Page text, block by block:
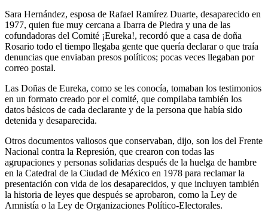
Sara Hernández, esposa de Rafael Ramírez Duarte, desaparecido en
1977, quien fue muy cercana a Ibarra de Piedra y una de las
cofundadoras del Comité ¡Eureka!, recordó que a casa de doña
Rosario todo el tiempo llegaba gente que quería declarar o que traía
denuncias que enviaban presos políticos; pocas veces llegaban por
correo postal.
Las Doñas de Eureka, como se les conocía, tomaban los testimonios
en un formato creado por el comité, que compilaba también los
datos básicos de cada declarante y de la persona que había sido
detenida y desaparecida.
Otros documentos valiosos que conservaban, dijo, son los del Frente
Nacional contra la Represión, que crearon con todas las
agrupaciones y personas solidarias después de la huelga de hambre
en la Catedral de la Ciudad de México en 1978 para reclamar la
presentación con vida de los desaparecidos, y que incluyen también
la historia de leyes que después se aprobaron, como la Ley de
Amnistía o la Ley de Organizaciones Político-Electorales.